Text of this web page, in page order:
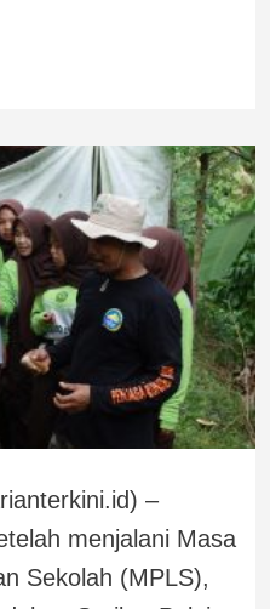
–
menjalani Masa
Sekolah (MPLS),